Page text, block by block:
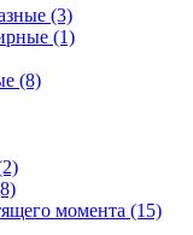
(3)
(1)
(8)
момента (15)